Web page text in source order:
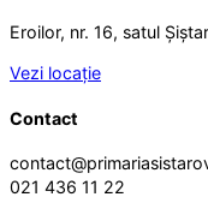
Eroilor, nr. 16, satul
Vezi locație
Contact
021 436 11 22